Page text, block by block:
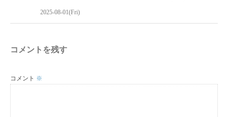
2025-08-01(Fri)
コメントを残す
コメント ※